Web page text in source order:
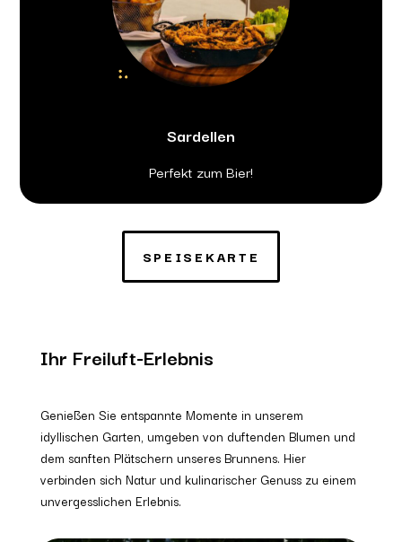
Sardellen
Perfekt zum Bier!
SPEISEKARTE
Ihr Freiluft-Erlebnis
Genießen Sie entspannte Momente in unserem
idyllischen Garten, umgeben von duftenden Blumen und
dem sanften Plätschern unseres Brunnens. Hier
verbinden sich Natur und kulinarischer Genuss zu einem
unvergesslichen Erlebnis.